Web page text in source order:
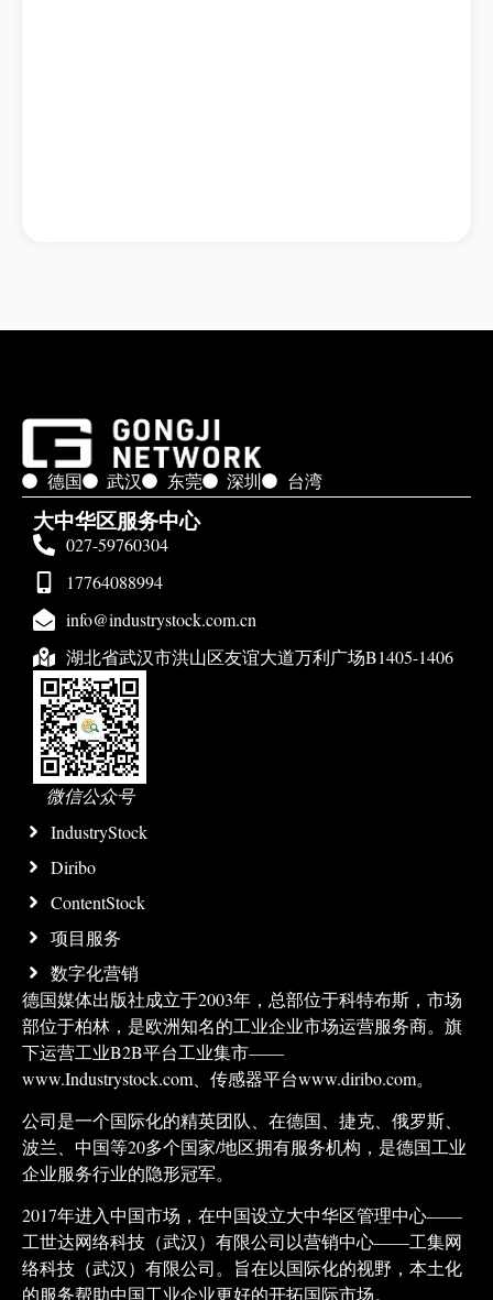
德国 武汉 东莞 深圳 台湾
大中华区服务中心
027-59760304
17764088994
info@industrystock.com.cn
湖北省武汉市洪山区友谊大道万利广场B1405-1406
微信公众号
IndustryStock
Diribo
ContentStock
项目服务
数字化营销
德国媒体出版社成立于2003年，总部位于科特布斯，市场
部位于柏林，是欧洲知名的工业企业市场运营服务商。旗
下运营工业B2B平台工业集市——
www.Industrystock.com、传感器平台www.diribo.com。
公司是一个国际化的精英团队、在德国、捷克、俄罗斯、
波兰、中国等20多个国家/地区拥有服务机构，是德国工业
企业服务行业的隐形冠军。
2017年进入中国市场，在中国设立大中华区管理中心——
工世达网络科技（武汉）有限公司以营销中心——工集网
络科技（武汉）有限公司。旨在以国际化的视野，本土化
的服务帮助中国工业企业更好的开拓国际市场。